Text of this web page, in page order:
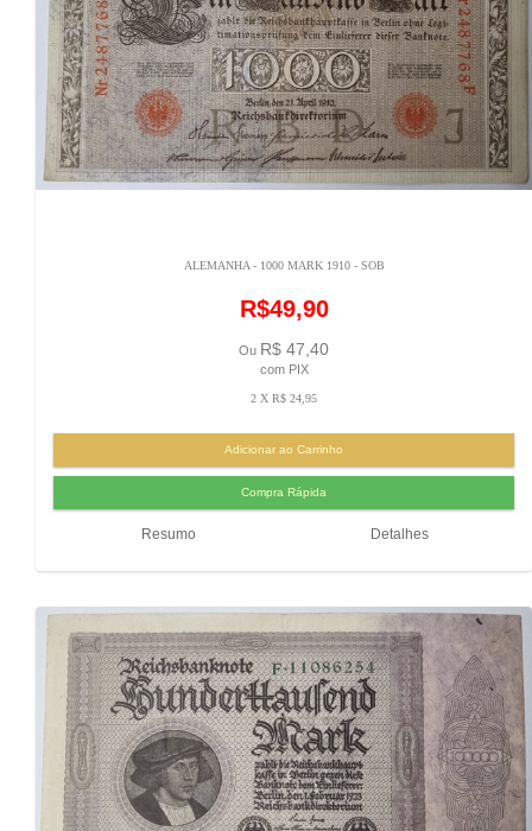
ALEMANHA - 1000 MARK 1910 - SOB
R$49,90
Ou R$ 47,40
com PIX
2 X R$ 24,95
Resumo Detalhes